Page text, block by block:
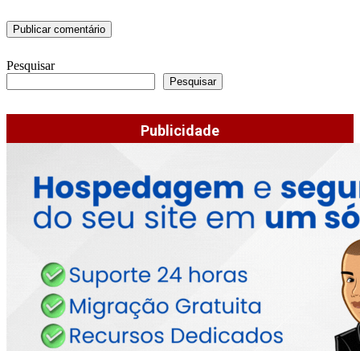
Pesquisar
Pesquisar
Publicidade